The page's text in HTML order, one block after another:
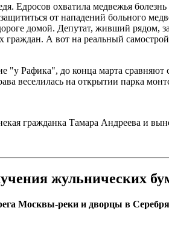
Едросов охватила медвежья
от нападений больного
домой. Депутат, живший рядом,
А вот на реальный
Рафика", до конца марта
веселилась на открытии парка
гражданка Тамара Андреева и
жульнических
Москвы-реки и дворцы в